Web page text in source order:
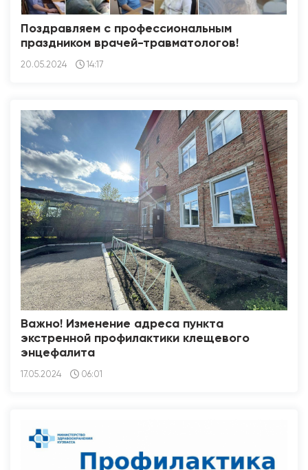
Поздравляем с профессиональным
праздником врачей-травматологов!
20.05.2024 14:17
Важно! Изменение адреса пункта
экстренной профилактики клещевого
энцефалита
17.05.2024 06:01